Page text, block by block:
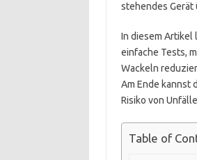
stehendes Gerät
In diesem Artikel
einfache Tests,
Wackeln
Am Ende kannst
Risiko von
Table of